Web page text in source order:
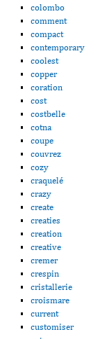
colombo
comment
compact
contemporary
coolest
copper
coration
cost
costbelle
cotna
coupe
couvrez
cozy
craquelé
crazy
create
creaties
creation
creative
cremer
crespin
cristallerie
croismare
current
customiser